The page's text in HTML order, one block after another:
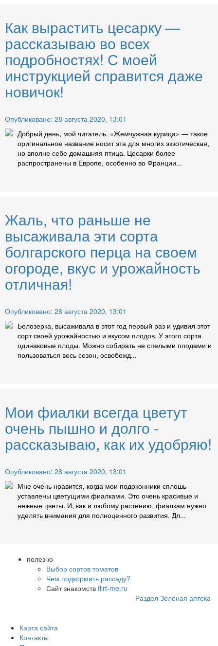
Как вырастить цесарку —
рассказываю во всех
подробностях! С моей
инструкцией справится даже
новичок!
Опубликовано: 28 августа 2020, 13:01
Добрый день, мой читатель. «Жемчужная курица» — такое
оригинальное название носит эта для многих экзотическая,
но вполне себе домашняя птица. Цесарки более
распространены в Европе, особенно во Франции...
Жаль, что раньше не
высаживала эти сорта
болгарского перца на своем
огороде, вкус и урожайность
отличная!
Опубликовано: 28 августа 2020, 13:01
Белозерка, высаживала в этот год первый раз и удивил этот
сорт своей урожайностью и вкусом плодов. У этого сорта
одинаковые плоды. Можно собирать не спелыми плодами и
пользоваться весь сезон, освобожд...
Мои фиалки всегда цветут
очень пышно и долго -
рассказываю, как их удобряю!
Опубликовано: 28 августа 2020, 13:01
Мне очень нравится, когда мои подоконники сплошь
уставлены цветущими фиалками. Это очень красивые и
нежные цветы. И, как и любому растению, фиалкам нужно
уделять внимания для полноценного развития. Дл...
полезно
Выбор сортов томатов
Чем подкормить рассаду?
Сайт знакомств flirt-me.ru
Раздел Зелёная аптека
Карта сайта
Контакты